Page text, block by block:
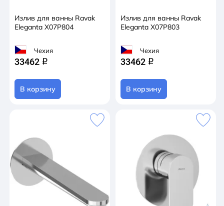
Излив для ванны Ravak
Eleganta X07P804
Чехия
33462 q
В корзину
Излив для ванны Ravak
Eleganta X07P803
Чехия
33462 q
В корзину